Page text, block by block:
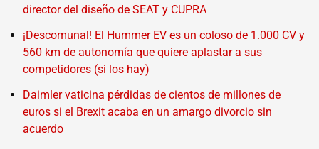
director del diseño de SEAT y CUPRA
¡Descomunal! El Hummer EV es un coloso de 1.000 CV y
560 km de autonomía que quiere aplastar a sus
competidores (si los hay)
Daimler vaticina pérdidas de cientos de millones de
euros si el Brexit acaba en un amargo divorcio sin
acuerdo